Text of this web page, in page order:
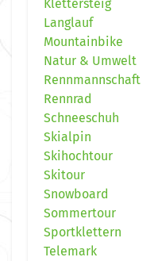
Klettersteig
Langlauf
Mountainbike
Natur & Umwelt
Rennmannschaft
Rennrad
Schneeschuh
Skialpin
Skihochtour
Skitour
Snowboard
Sommertour
Sportklettern
Telemark